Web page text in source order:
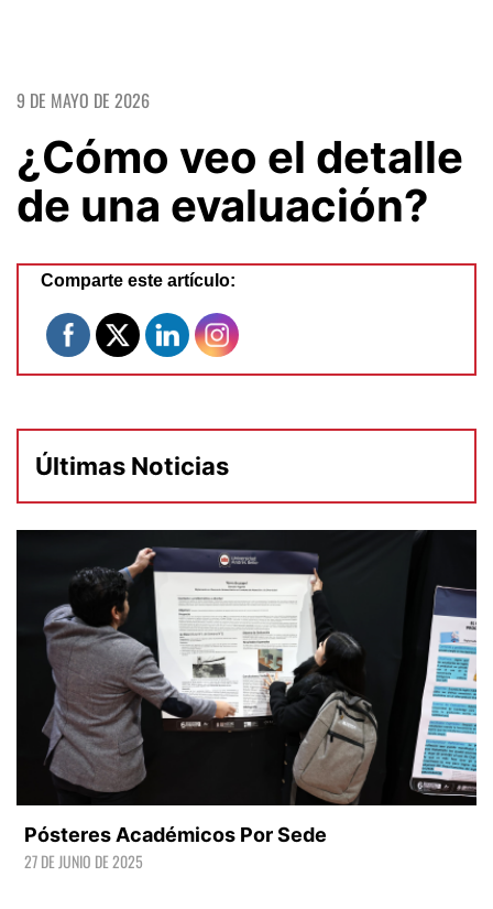
9 DE MAYO DE 2026
¿Cómo veo el detalle
de una evaluación?
Comparte este artículo:
Últimas Noticias
Pósteres Académicos Por Sede
27 DE JUNIO DE 2025